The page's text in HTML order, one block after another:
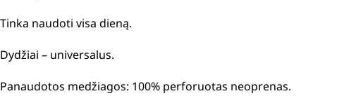
Tinka naudoti visa dieną.
Dydžiai – universalus.
Panaudotos medžiagos: 100% perforuotas neoprenas.